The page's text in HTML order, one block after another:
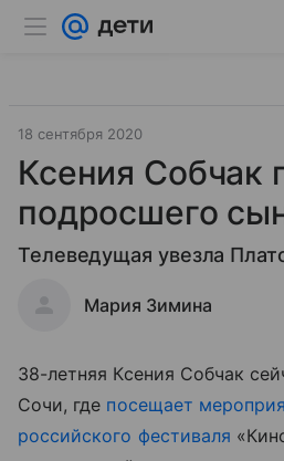
18 сентября 2020
Ксения Собчак
подросшего
Телеведущая увезла
Мария Зимина
38-летняя Ксения Собчак
Сочи, где посещает
российского фестиваля